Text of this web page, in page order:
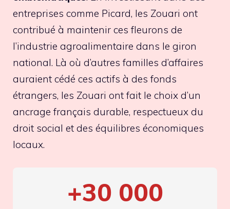
entreprises comme Picard, les Zouari ont
contribué à maintenir ces fleurons de
l’industrie agroalimentaire dans le giron
national. Là où d’autres familles d’affaires
auraient cédé ces actifs à des fonds
étrangers, les Zouari ont fait le choix d’un
ancrage français durable, respectueux du
droit social et des équilibres économiques
locaux.
+30 000